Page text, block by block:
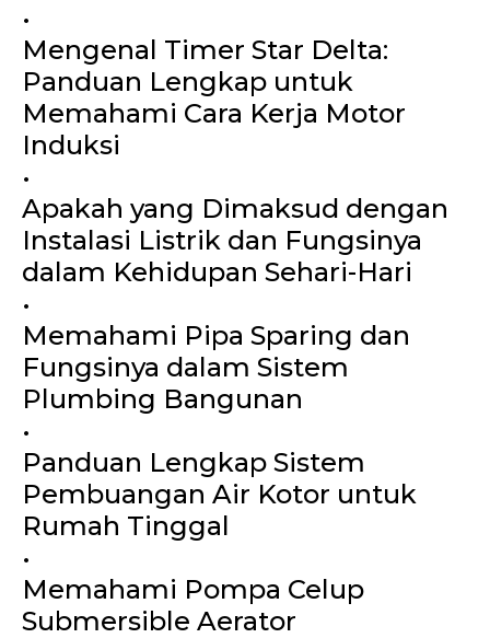
•
Mengenal Timer Star Delta:
Panduan Lengkap untuk
Memahami Cara Kerja Motor
Induksi
•
Apakah yang Dimaksud dengan
Instalasi Listrik dan Fungsinya
dalam Kehidupan Sehari-Hari
•
Memahami Pipa Sparing dan
Fungsinya dalam Sistem
Plumbing Bangunan
•
Panduan Lengkap Sistem
Pembuangan Air Kotor untuk
Rumah Tinggal
•
Memahami Pompa Celup
Submersible Aerator